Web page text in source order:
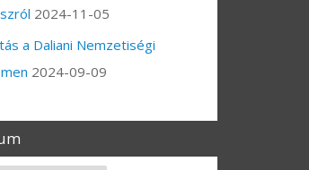
2024-11-05
a Daliani Nemzetiségi
2024-09-09